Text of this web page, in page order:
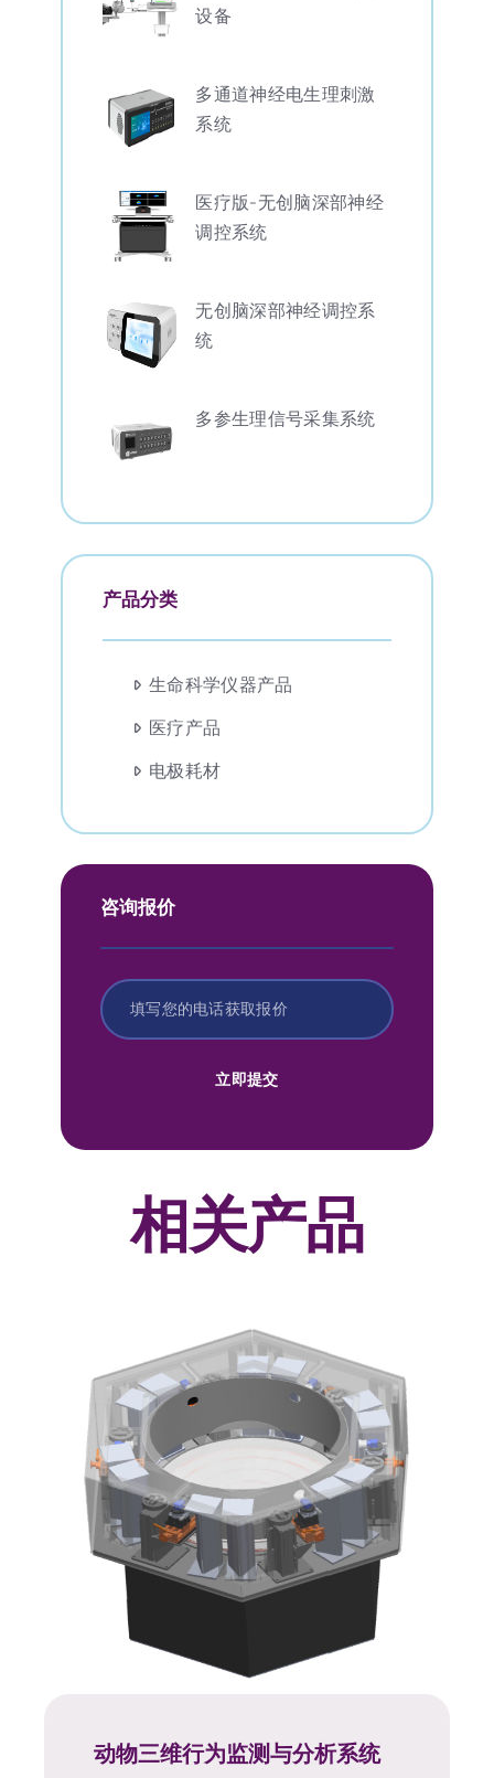
设备
多通道神经电生理刺激
系统
医疗版-无创脑深部神经
调控系统
无创脑深部神经调控系
统
多参生理信号采集系统
产品分类
生命科学仪器产品
医疗产品
电极耗材
咨询报价
立即提交
相关产品
动物三维行为监测与分析系统